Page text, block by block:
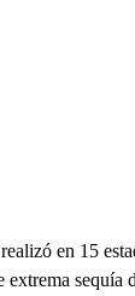
en 15
sequía